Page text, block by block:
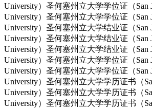
University）圣何塞州立大学学位证（San
University）圣何塞州立大学学位证（San
University）圣何塞州立大学结业证（San
University）圣何塞州立大学结业证（San
University）圣何塞州立大学结业证（San
University）圣何塞州立大学学位证（San
University）圣何塞州立大学学位证（San
University）圣何塞州立大学学历证书（
University）圣何塞州立大学学历证书（
University）圣何塞州立大学学历证书（